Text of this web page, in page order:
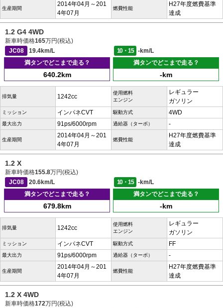
生産期間
2014年04月～201
4年07月
燃費性能
H27年度燃費基準
達成
1.2 G4 4WD
新車時価格165万円(税込)
JC08
19.4km/L 10・15
-km/L
満タンでどこまで走る？
640.2km
満タンでどこまで走る？
-km
排気量 1242cc
使用燃料
エンジン
レギュラー
ガソリン
ミッション インパネCVT 駆動方式 4WD
最大出力 91ps/6000rpm 過給器（ターボ） -
生産期間
2014年04月～201
4年07月
燃費性能
H27年度燃費基準
達成
1.2 X
新車時価格155.8万円(税込)
JC08
20.6km/L 10・15
-km/L
満タンでどこまで走る？
679.8km
満タンでどこまで走る？
-km
排気量 1242cc
使用燃料
エンジン
レギュラー
ガソリン
ミッション インパネCVT 駆動方式 FF
最大出力 91ps/6000rpm 過給器（ターボ） -
生産期間
2014年04月～201
4年07月
燃費性能
H27年度燃費基準
達成
1.2 X 4WD
新車時価格172万円(税込)